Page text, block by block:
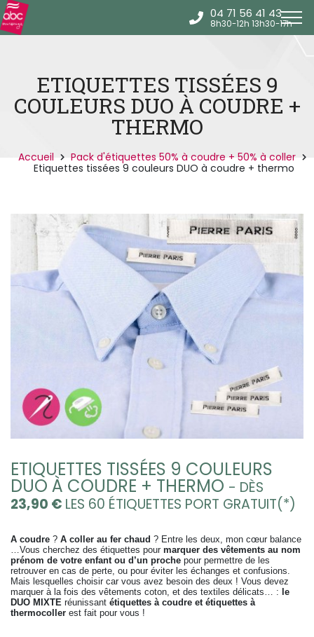
Etiquettes vêtements
Bracelets et rubans
événementiels
chaussures
Connexion
0Panier
04 71 56 41 43
8h30-12h 13h30-17h
ETIQUETTES TISSÉES 9
COULEURS DUO À COUDRE +
THERMO
Accueil
Pack d'étiquettes 50% à coudre + 50% à coller
Etiquettes tissées 9 couleurs DUO à coudre + thermo
ETIQUETTES TISSÉES 9 COULEURS
DUO À COUDRE + THERMO - DÈS
23,90 € LES 60 ÉTIQUETTES PORT GRATUIT(*)
A coudre ? A coller au fer chaud ? Entre les deux, mon cœur balance
…Vous cherchez des étiquettes pour marquer des vêtements au nom
prénom de votre enfant ou d’un proche pour permettre de les
retrouver en cas de perte, ou pour éviter les échanges et confusions.
Mais lesquelles choisir car vous avez besoin des deux ! Vous devez
marquer à la fois des vêtements coton, et des textiles délicats… : le
DUO MIXTE réunissant étiquettes à coudre et étiquettes à
thermocoller est fait pour vous !
Panneau de gestion des cookies